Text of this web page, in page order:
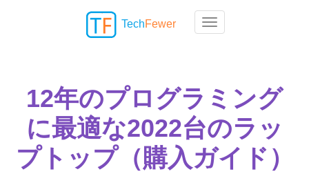
Toggle navigation
TechFewer
12年のプログラミング
に最適な2022台のラッ
プトップ（購入ガイド）